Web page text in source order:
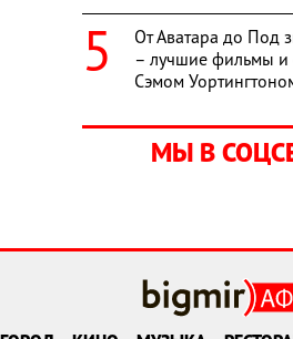
От Аватара до Под
– лучшие фильмы и
Сэмом
МЫ В